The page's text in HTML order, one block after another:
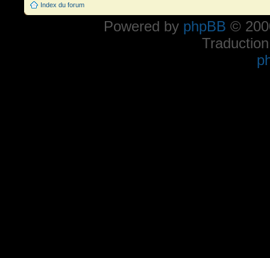
Index du forum
Powered by phpBB ©